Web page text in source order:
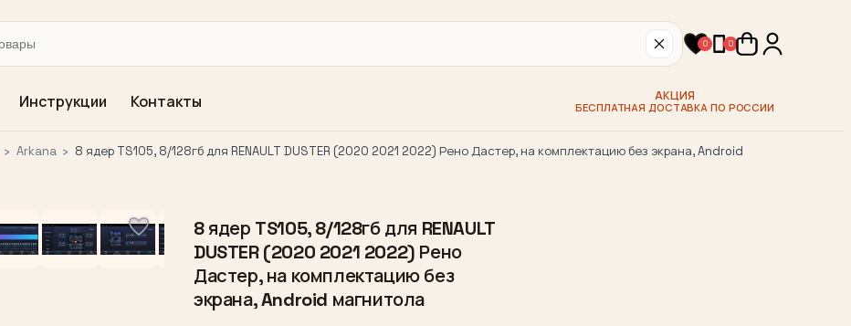
0 0
Инструкции Контакты АКЦИЯ
БЕСПЛАТНАЯ ДОСТАВКА ПО РОССИИ
› Arkana › 8 ядер TS105, 8/128гб для RENAULT DUSTER (2020 2021 2022) Рено Дастер, на комплектацию без экрана, Android
8 ядер TS105, 8/128гб для RENAULT
DUSTER (2020 2021 2022) Рено
Дастер, на комплектацию без
экрана, Android магнитола